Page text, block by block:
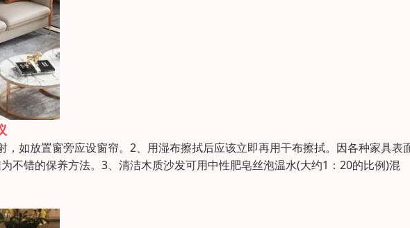
如放置窗旁应设窗帘。2、用湿布擦拭后应该立即再用干布擦拭。因各种家具表
不错的保养方法。3、清洁木质沙发可用中性肥皂丝泡温水(大约1：20的比例)混